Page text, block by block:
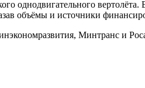
однодвигательного
объёмы и источники
Минтранс и